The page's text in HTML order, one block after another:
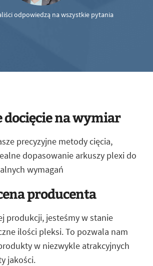
odpowiedzą na wszystkie pytania
docięcie na wymiar
precyzyjne metody cięcia,
dopasowanie arkuszy plexi do
wymagań
producenta
produkcji, jesteśmy w stanie
ilości pleksi. To pozwala nam
w niezwykle atrakcyjnych
jakości.